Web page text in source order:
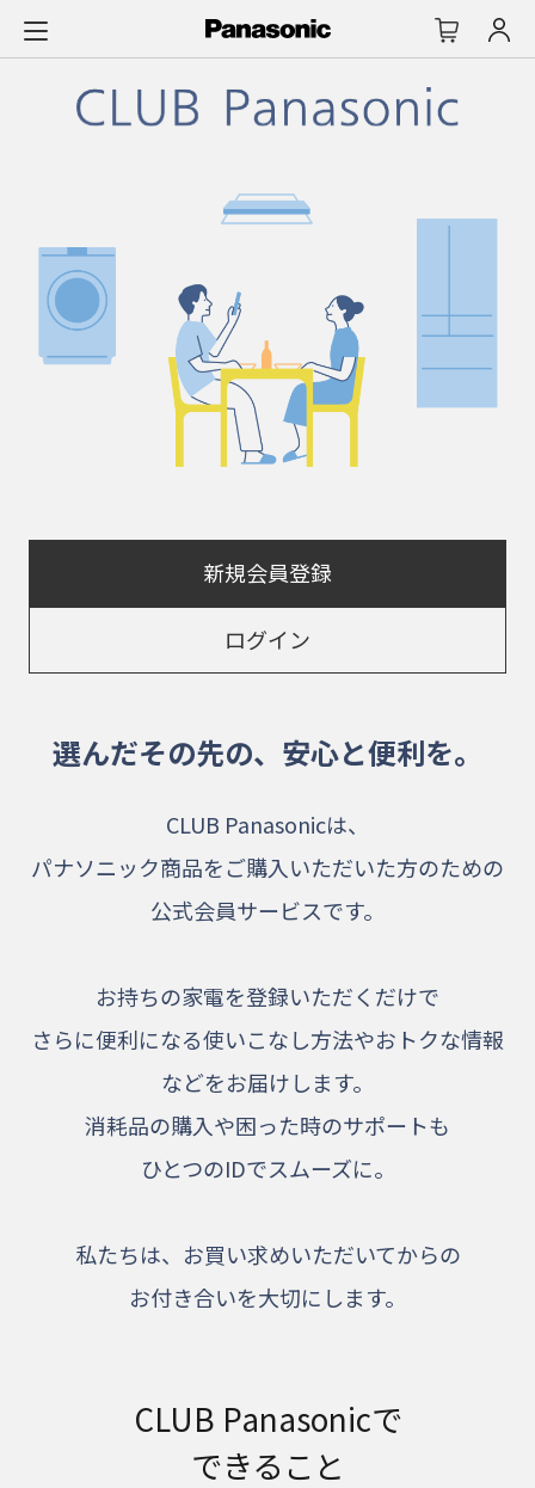
新規会員登録
ログイン
選んだその先の、 安心と便利を。
CLUB Panasonicは、
パナソニック商品をご購入いただいた方のための
公式会員サービスです。
お持ちの家電を登録いただくだけで
さらに便利になる使いこなし方法やおトクな情報
などをお届けします。
消耗品の購入や困った時のサポートも
ひとつのIDでスムーズに。
私たちは、お買い求めいただいてからの
お付き合いを大切にします。
CLUB Panasonicで
できること